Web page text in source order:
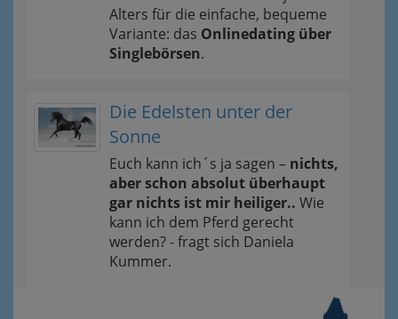
Alters für die einfache, bequeme
Variante: das Onlinedating über
Singlebörsen.
Die Edelsten unter der
Sonne
Euch kann ich´s ja sagen – nichts,
aber schon absolut überhaupt
gar nichts ist mir heiliger.. Wie
kann ich dem Pferd gerecht
werden? - fragt sich Daniela
Kummer.